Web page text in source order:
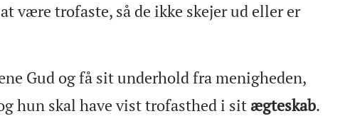
være trofaste, så de ikke skejer ud eller er
Gud og få sit underhold fra menigheden,
hun skal have vist trofasthed i sitægteskab.